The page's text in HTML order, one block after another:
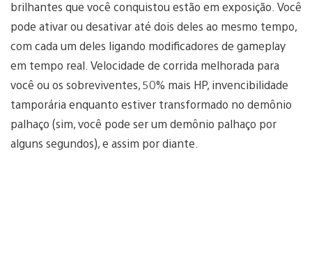
brilhantes que você conquistou estão em exposição. Você
pode ativar ou desativar até dois deles ao mesmo tempo,
com cada um deles ligando modificadores de gameplay
em tempo real. Velocidade de corrida melhorada para
você ou os sobreviventes, 50% mais HP, invencibilidade
tamporária enquanto estiver transformado no demônio
palhaço (sim, você pode ser um demônio palhaço por
alguns segundos), e assim por diante.